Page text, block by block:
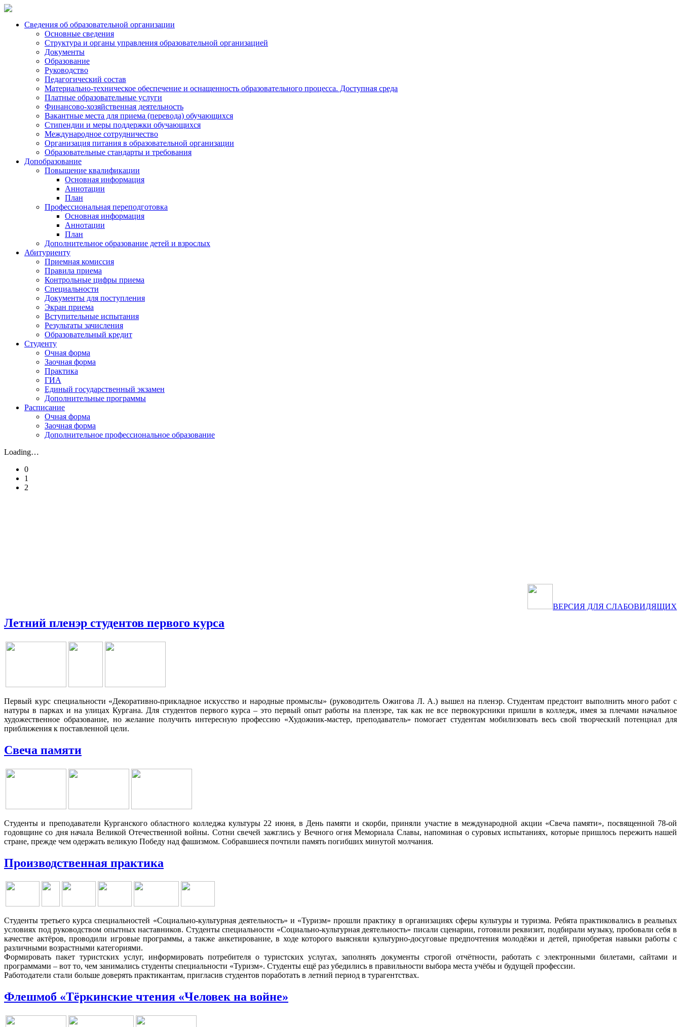
Сведения об образовательной организации
Основные сведения
Структура и органы управления образовательной организацией
Документы
Образование
Руководство
Педагогический состав
Материально-техническое обеспечение и оснащенность образовательного процесса. Доступная среда
Платные образовательные услуги
Финансово-хозяйственная деятельность
Вакантные места для приема (перевода) обучающихся
Стипендии и меры поддержки обучающихся
Международное сотрудничество
Организация питания в образовательной организации
Образовательные стандарты и требования
Допобразование
Повышение квалификации
Основная информация
Аннотации
План
Профессиональная переподготовка
Основная информация
Аннотации
План
Дополнительное образование детей и взрослых
Абитуриенту
Приемная комиссия
Правила приема
Контрольные цифры приема
Специальности
Документы для поступления
Экран приема
Вступительные испытания
Результаты зачисления
Образовательный кредит
Студенту
Очная форма
Заочная форма
Практика
ГИА
Единый государственный экзамен
Дополнительные программы
Расписание
Очная форма
Заочная форма
Дополнительное профессиональное образование
Loading…
0
1
2
ВЕРСИЯ ДЛЯ СЛАБОВИДЯЩИХ
Летний пленэр студентов первого курса
Первый курс специальности «Декоративно-прикладное искусство и народные промыслы» (руководитель Ожигова Л. А.) вышел на пленэр. Студентам предстоит выполнить много работ с
натуры в парках и на улицах Кургана. Для студентов первого курса – это первый опыт работы на пленэре, так как не все первокурсники пришли в колледж, имея за плечами начальное
художественное образование, но желание получить интересную профессию «Художник-мастер, преподаватель» помогает студентам мобилизовать весь свой творческий потенциал для
приближения к поставленной цели.
Свеча памяти
Студенты и преподаватели Курганского областного колледжа культуры 22 июня, в День памяти и скорби, приняли участие в международной акции «Свеча памяти», посвященной 78-ой
годовщине со дня начала Великой Отечественной войны. Сотни свечей зажглись у Вечного огня Мемориала Славы, напоминая о суровых испытаниях, которые пришлось пережить нашей
стране, прежде чем одержать великую Победу над фашизмом. Собравшиеся почтили память погибших минутой молчания.
Производственная практика
Студенты третьего курса специальностей «Социально-культурная деятельность» и «Туризм» прошли практику в организациях сферы культуры и туризма. Ребята практиковались в реальных
условиях под руководством опытных наставников. Студенты специальности «Социально-культурная деятельность» писали сценарии, готовили реквизит, подбирали музыку, пробовали себя в
качестве актёров, проводили игровые программы, а также анкетирование, в ходе которого выясняли культурно-досуговые предпочтения молодёжи и детей, приобретая навыки работы с
различными возрастными категориями.
Формировать пакет туристских услуг, информировать потребителя о туристских услугах, заполнять документы строгой отчётности, работать с электронными билетами, сайтами и
программами – вот то, чем занимались студенты специальности «Туризм». Студенты ещё раз убедились в правильности выбора места учёбы и будущей профессии.
Работодатели стали больше доверять практикантам, пригласив студентов поработать в летний период в турагентствах.
Флешмоб «Тёркинские чтения «Человек на войне»